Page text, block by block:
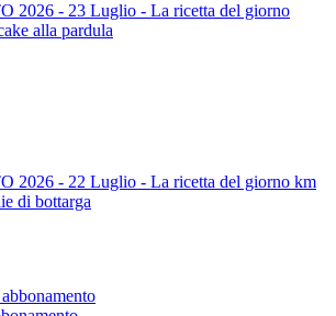
2026 - 23 Luglio - La ricetta del giorno
alla pardula
2026 - 22 Luglio - La ricetta del giorno km
di bottarga